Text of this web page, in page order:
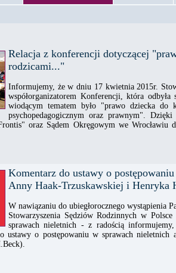
Relacja z konferencji dotyczącej
rodzicami..."
Informujemy, że w dniu 17 kwietnia 2015r.
współorganizatorem Konferencji, która
wiodącym tematem było "prawo dziecka
psychopedagogicznym oraz prawnym".
oraz Sądem Okręgowym we Wrocławiu
Komentarz do ustawy o
Anny Haak-Trzuskawskiej i Henryka
W nawiązaniu do ubiegłorocznego wystąpienia
Stowarzyszenia Sędziów Rodzinnych w
sprawach nieletnich - z radością
ustawy o postępowaniu w sprawach